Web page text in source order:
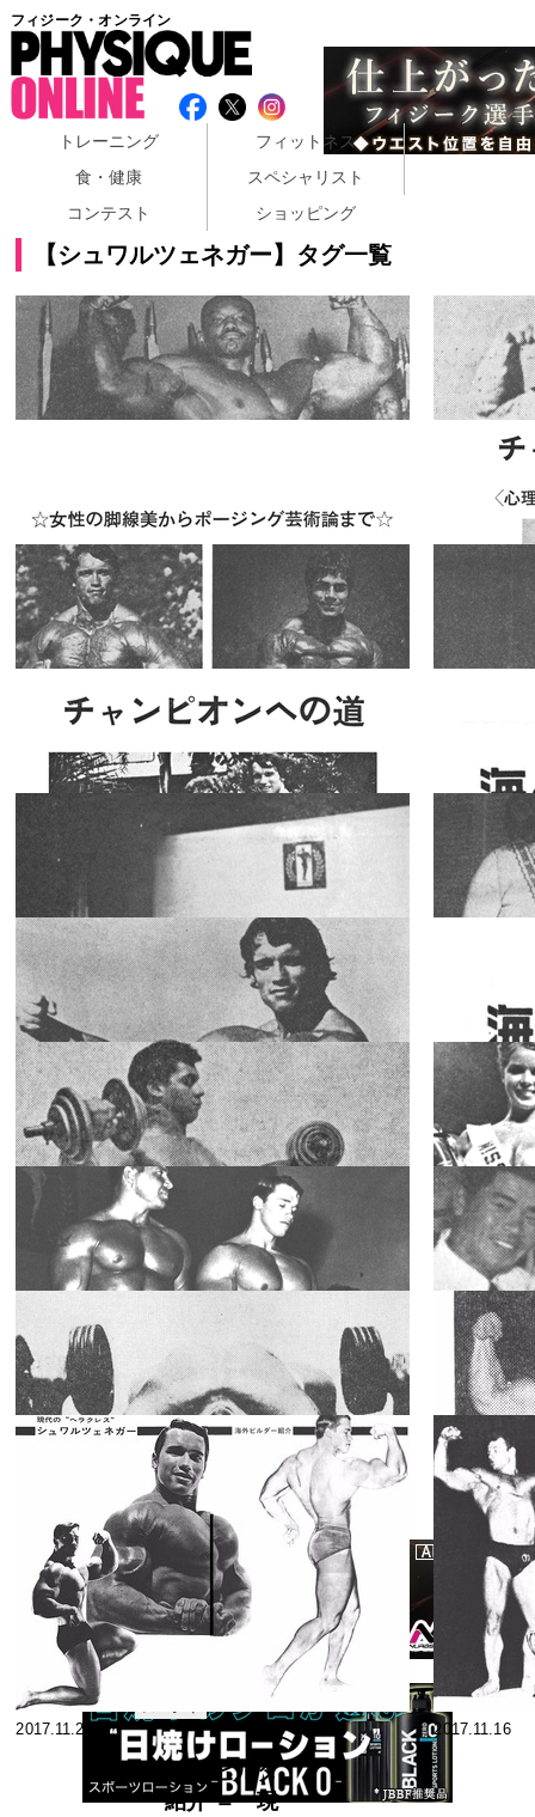
フィジーク・オンライン
トレーニング
フィットネス
食・健康
スペシャリスト
コンテスト
ショッピング
【シュワルツェネガー】タグ一覧
2018.12.13
☆セルジオ・
☆（その４）
生"
スペシャ
☆女性の脚線
美からポージ
ング芸術論ま
で☆
スペシャ
リスト
2018.07.14
筋肉の量と力
の関係<1>
スペシャ
リスト
2018.07.07
2018.07.04
チャンピオン
への道 (心理
学によるトレ
ーニングの効
果) 1976年9月
号
スペシャ
リスト
2018.05.02
ＮＡＢＢＡユ
ニバースに初
名のり
スペシャ
リスト
2018.04.02
2018.03.29
★ミスター・
ボディビルデ
ィング★ アー
ノルド・シュ
ワルツェネガ
ー栄光の記録
＜その1＞
リスト
2018.03.21
2018.03.16
世界のビルダ
ー●トレーニ
ングの比較③
肩のトレーニ
ング
スペシャ
リスト
2018.01.31
PHOTO
SERIES 1971
年7月号 《ア
ーノルド・シ
ュワルツェネ
スペシャ
リスト
2018.01.10
2018.01.09
ングの比較
⑤ 胸部のト
レーニング
リスト
2017.11.30
2017.11.21
＝ 海外ビルダ
ー紹介 ＝ 現
2017.11.16